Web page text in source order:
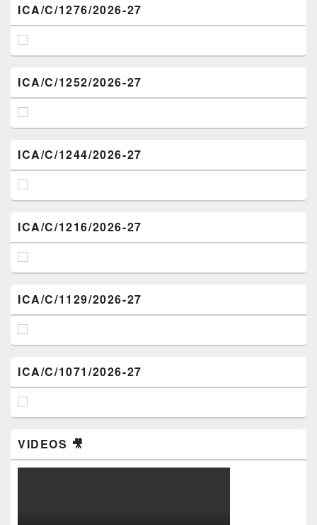
ICA/C/1276/2026-27
ICA/C/1252/2026-27
ICA/C/1244/2026-27
ICA/C/1216/2026-27
ICA/C/1129/2026-27
ICA/C/1071/2026-27
VIDEOS 🎥